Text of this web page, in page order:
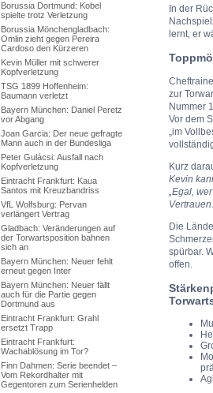
Borussia Dortmund: Kobel
spielte trotz Verletzung
Borussia Mönchengladbach:
Omlin zieht gegen Pereira
Cardoso den Kürzeren
Kevin Müller mit schwerer
Kopfverletzung
TSG 1899 Hoffenheim:
Baumann verletzt
Bayern München: Daniel Peretz
vor Abgang
Joan Garcia: Der neue gefragte
Mann auch in der Bundesliga
Peter Gulácsi: Ausfall nach
Kopfverletzung
Eintracht Frankfurt: Kaua
Santos mit Kreuzbandriss
VfL Wolfsburg: Pervan
verlängert Vertrag
Gladbach: Veränderungen auf
der Torwartsposition bahnen
sich an
Bayern München: Neuer fehlt
erneut gegen Inter
Bayern München: Neuer fällt
auch für die Partie gegen
Dortmund aus
Eintracht Frankfurt: Grahl
ersetzt Trapp
Eintracht Frankfurt:
Wachablösung im Tor?
Finn Dahmen: Serie beendet –
Vom Rekordhalter mit
Gegentoren zum Serienhelden
In der
lernt, er
zur
Nummer
Vor dem
„im
Kurz
Kevin
„Egal,
Die
spürbar.
offen.